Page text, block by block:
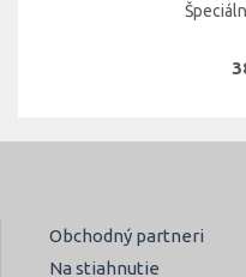
Obchodný partneri
Na stiahnutie